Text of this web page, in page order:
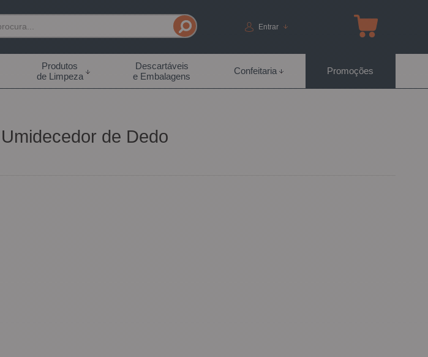
Entrar
Produtos
de Limpeza
Descartáveis
e Embalagens
Confeitaria Promoções
Umidecedor de Dedo